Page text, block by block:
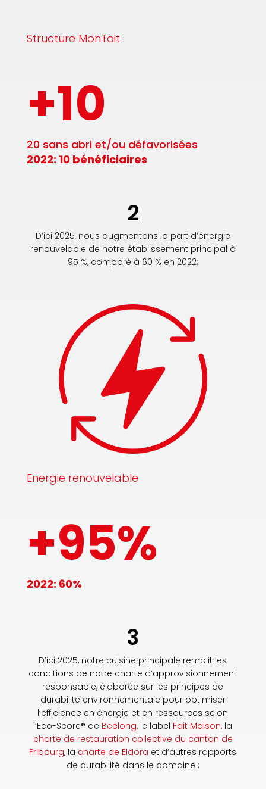
Structure MonToit
+10
20 sans abri et/ou défavorisées
2022: 10 bénéficiaires
2
D’ici 2025, nous augmentons la part d’énergie
renouvelable de notre établissement principal à
95 %, comparé à 60 % en 2022;
Energie renouvelable
+95%
2022: 60%
3
D’ici 2025, notre cuisine principale remplit les
conditions de notre charte d’approvisionnement
responsable, élaborée sur les principes de
durabilité environnementale pour optimiser
l’efficience en énergie et en ressources selon
l’Eco-Score® de Beelong, le label Fait Maison, la
charte de restauration collective du canton de
Fribourg, la charte de Eldora et d’autres rapports
de durabilité dans le domaine ;